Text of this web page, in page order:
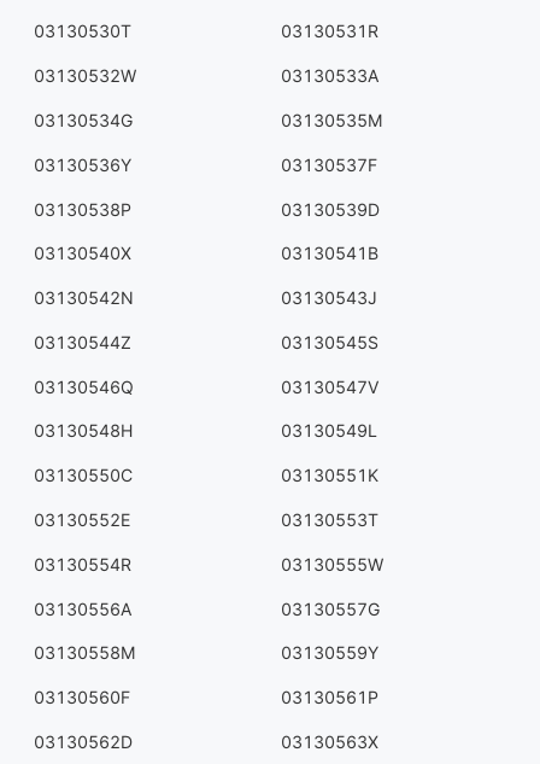
03130530T 03130531R
03130532W 03130533A
03130534G 03130535M
03130536Y 03130537F
03130538P 03130539D
03130540X 03130541B
03130542N 03130543J
03130544Z 03130545S
03130546Q 03130547V
03130548H 03130549L
03130550C 03130551K
03130552E 03130553T
03130554R 03130555W
03130556A 03130557G
03130558M 03130559Y
03130560F 03130561P
03130562D 03130563X